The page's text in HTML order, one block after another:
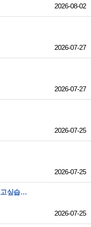
2026-08-02
2026-07-27
2026-07-27
2026-07-25
2026-07-25
디테일링 세차 배워가며 일하고싶습니다
2026-07-25